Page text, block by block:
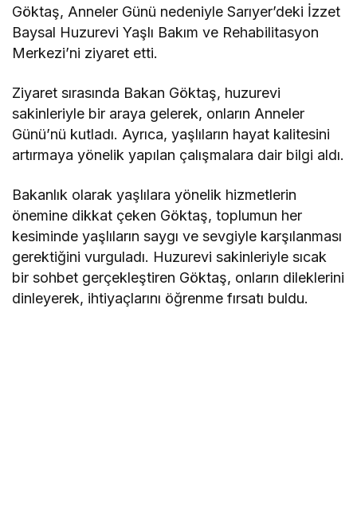
Göktaş, Anneler Günü nedeniyle Sarıyer’deki İzzet
Baysal Huzurevi Yaşlı Bakım ve Rehabilitasyon
Merkezi’ni ziyaret etti.
Ziyaret sırasında Bakan Göktaş, huzurevi
sakinleriyle bir araya gelerek, onların Anneler
Günü’nü kutladı. Ayrıca, yaşlıların hayat kalitesini
artırmaya yönelik yapılan çalışmalara dair bilgi aldı.
Bakanlık olarak yaşlılara yönelik hizmetlerin
önemine dikkat çeken Göktaş, toplumun her
kesiminde yaşlıların saygı ve sevgiyle karşılanması
gerektiğini vurguladı. Huzurevi sakinleriyle sıcak
bir sohbet gerçekleştiren Göktaş, onların dileklerini
dinleyerek, ihtiyaçlarını öğrenme fırsatı buldu.